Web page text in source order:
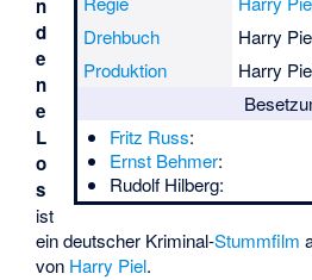
Drehbuch
Harry
Produktion
Harry
Fritz Russ:
Ernst Behmer:
Rudolf Hilberg:
n
d
e
n
e
L
o
s
ist
ein deutscher Kriminal-Stummfilm
von Harry Piel.